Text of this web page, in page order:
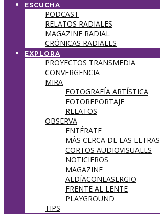
ESCUCHA
PODCAST
RELATOS RADIALES
MAGAZINE RADIAL
CRÓNICAS RADIALES
EXPLORA
PROYECTOS TRANSMEDIA
CONVERGENCIA
MIRA
FOTOGRAFÍA ARTÍSTICA
FOTOREPORTAJE
RELATOS
OBSERVA
ENTÉRATE
MÁS CERCA DE LAS LETRAS
CORTOS AUDIOVISUALES
NOTICIEROS
MAGAZINE
ALDÍACONLASERGIO
FRENTE AL LENTE
PLAYGROUND
TIPS